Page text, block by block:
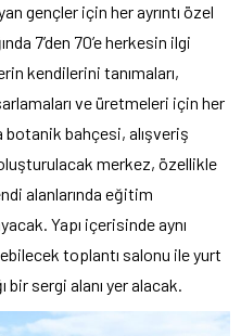
gençler için her ayrıntı özel
7’den 70’e herkesin ilgi
kendilerini tanımaları,
ve üretmeleri için her
botanik bahçesi, alışveriş
merkez, özellikle
alanlarında eğitim
Yapı içerisinde aynı
toplantı salonu ile yurt
bir sergi alanı yer alacak.